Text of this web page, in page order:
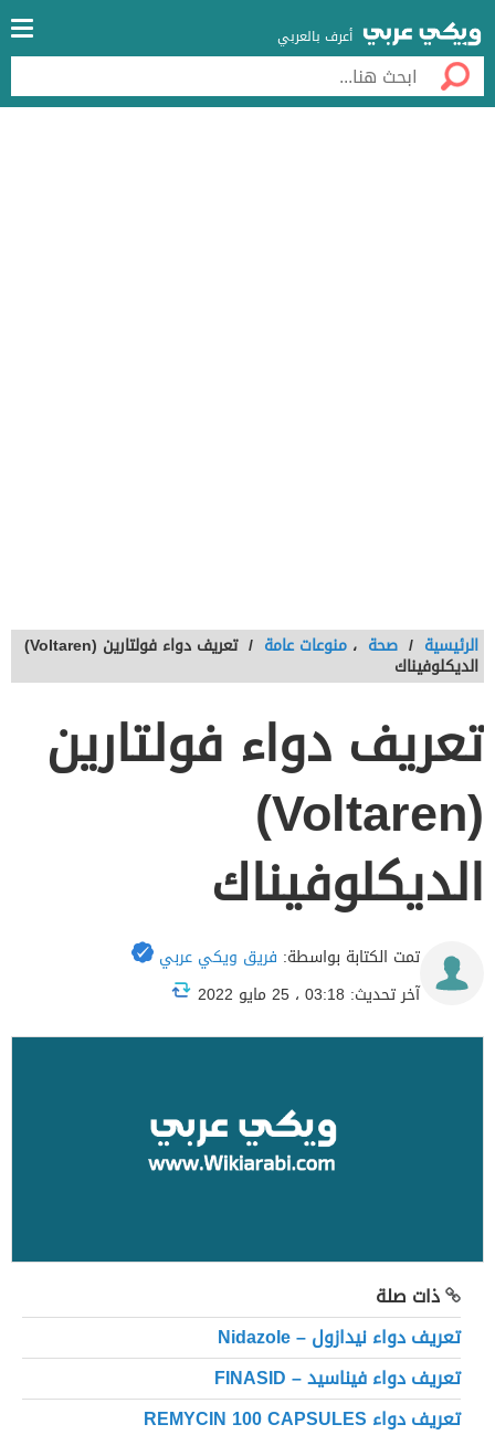
أعرف بالعربي
الرئيسية / صحة ، منوعات عامة / تعريف دواء فولتارين (Voltaren)
الديكلوفيناك
تعريف دواء فولتارين
(Voltaren)
الديكلوفيناك
تمت الكتابة بواسطة: فريق ويكي عربي
آخر تحديث: 03:18 ، 25 مايو 2022
ذات صلة
تعريف دواء نيدازول – Nidazole
تعريف دواء فيناسيد – FINASID
تعريف دواء REMYCIN 100 CAPSULES